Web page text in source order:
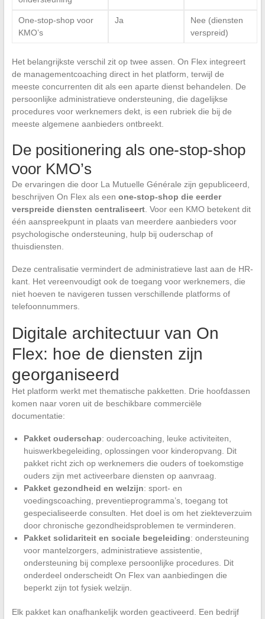
One-stop-shop voor
KMO’s
Ja
Nee (diensten
verspreid)
Het belangrijkste verschil zit op twee assen. On Flex integreert
de managementcoaching direct in het platform, terwijl de
meeste concurrenten dit als een aparte dienst behandelen. De
persoonlijke administratieve ondersteuning, die dagelijkse
procedures voor werknemers dekt, is een rubriek die bij de
meeste algemene aanbieders ontbreekt.
De positionering als one-stop-shop
voor KMO’s
De ervaringen die door La Mutuelle Générale zijn gepubliceerd,
beschrijven On Flex als een one-stop-shop die eerder
verspreide diensten centraliseert. Voor een KMO betekent dit
één aanspreekpunt in plaats van meerdere aanbieders voor
psychologische ondersteuning, hulp bij ouderschap of
thuisdiensten.
Deze centralisatie vermindert de administratieve last aan de HR-
kant. Het vereenvoudigt ook de toegang voor werknemers, die
niet hoeven te navigeren tussen verschillende platforms of
telefoonnummers.
Digitale architectuur van On
Flex: hoe de diensten zijn
georganiseerd
Het platform werkt met thematische pakketten. Drie hoofdassen
komen naar voren uit de beschikbare commerciële
documentatie:
Pakket ouderschap: oudercoaching, leuke activiteiten,
huiswerkbegeleiding, oplossingen voor kinderopvang. Dit
pakket richt zich op werknemers die ouders of toekomstige
ouders zijn met activeerbare diensten op aanvraag.
Pakket gezondheid en welzijn: sport- en
voedingscoaching, preventieprogramma’s, toegang tot
gespecialiseerde consulten. Het doel is om het ziekteverzuim
door chronische gezondheidsproblemen te verminderen.
Pakket solidariteit en sociale begeleiding: ondersteuning
voor mantelzorgers, administratieve assistentie,
ondersteuning bij complexe persoonlijke procedures. Dit
onderdeel onderscheidt On Flex van aanbiedingen die
beperkt zijn tot fysiek welzijn.
Elk pakket kan onafhankelijk worden geactiveerd. Een bedrijf